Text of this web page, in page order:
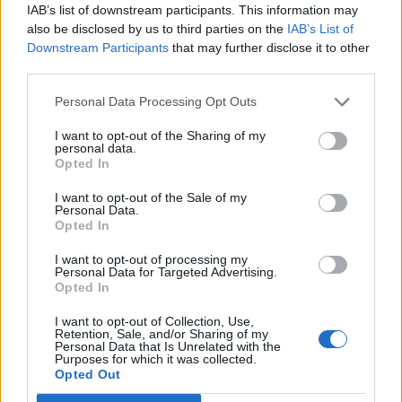
IAB’s list of downstream participants. This information may
also be disclosed by us to third parties on the IAB’s List of
Downstream Participants that may further disclose it to other
Personal Data Processing Opt Outs
I want to opt-out of the Sharing of my
personal data.
Opted In
I want to opt-out of the Sale of my
Personal Data.
Opted In
I want to opt-out of processing my
Personal Data for Targeted Advertising.
Opted In
I want to opt-out of Collection, Use,
Retention, Sale, and/or Sharing of my
Personal Data that Is Unrelated with the
Purposes for which it was collected.
Opted Out
ΠΕΡΙΣΣΟΤΕΡΑ ΣΤΗΝ ΙΔΙΑ
ΚΑΤΗΓΟΡΙΑ
Έλεγχο για τη λειτουργία της αγοράς
18 Μαϊος 2026
ΡΑΑΕΥ: Νέο εργαλείο για τη
στατιστική ανάλυση των τιμών
ηλεκτρικής ενέργειας